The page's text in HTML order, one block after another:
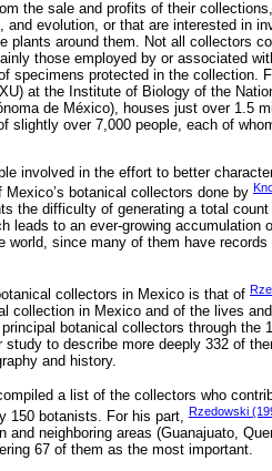
the sale and profits of their
evolution, or that are interested in
plants around them. Not all collectors
those employed by or associated
specimens protected in the collection.
at the Institute of Biology of the
de México), houses just over 1.5
over 7,000 people, each of
involved in the effort to better
botanical collectors done by
the difficulty of generating a total
leads to an ever-growing accumulation
world, since many of them have
collectors in Mexico is that of
collection in Mexico and of the lives
botanical collectors through the
to describe more deeply 332 of
and history.
a list of the collectors who
150 botanists. For his part,
Rzedowski
neighboring areas (Guanajuato,
67 of them as the most important.